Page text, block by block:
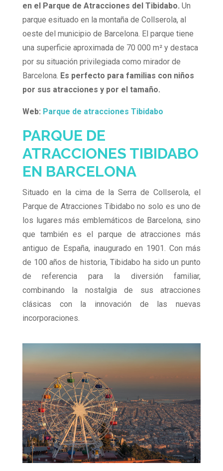
en el Parque de Atracciones del Tibidabo. Un
parque esituado en la montaña de Collserola, al
oeste del municipio de Barcelona. El parque tiene
una superficie aproximada de 70 000 m² y destaca
por su situación privilegiada como mirador de
Barcelona. Es perfecto para familias con niños
por sus atracciones y por el tamaño.
Web: Parque de atracciones Tibidabo
PARQUE DE
ATRACCIONES TIBIDABO
EN BARCELONA
Situado en la cima de la Serra de Collserola, el
Parque de Atracciones Tibidabo no solo es uno de
los lugares más emblemáticos de Barcelona, sino
que también es el parque de atracciones más
antiguo de España, inaugurado en 1901. Con más
de 100 años de historia, Tibidabo ha sido un punto
de referencia para la diversión familiar,
combinando la nostalgia de sus atracciones
clásicas con la innovación de las nuevas
incorporaciones.